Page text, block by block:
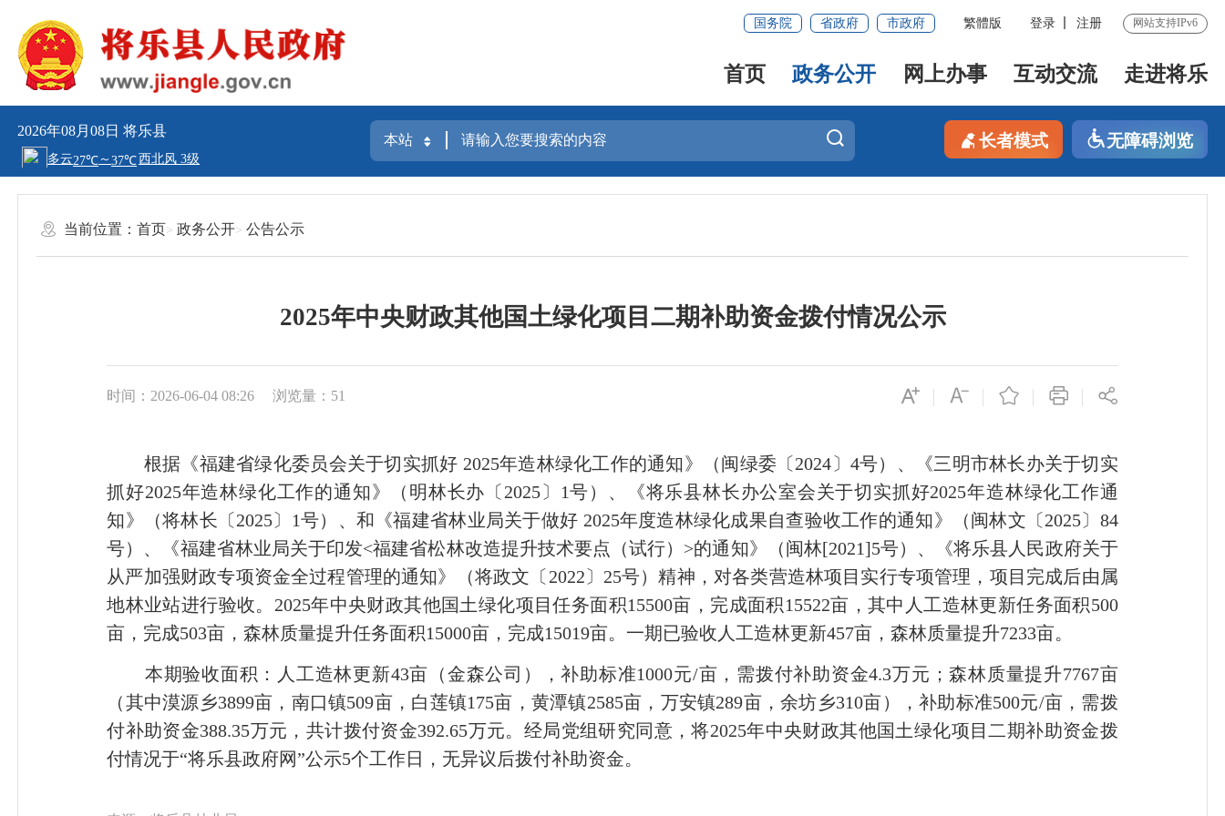
国务院 省政府 市政府 繁體版 登录 注册 网站支持IPv6
首页 政务公开 网上办事 互动交流 走进将乐
2026年08月08日将乐县
长者模式 无障碍浏览
当前位置：首页 政务公开 公告公示
2025年中央财政其他国土绿化项目二期补助资金拨付情况公示
时间：2026-06-04 08:26 浏览量：51
根据《福建省绿化委员会关于切实抓好 2025年造林绿化工作的通知》（闽绿委〔2024〕4号）、《三明市林长办关于切实
抓好2025年造林绿化工作的通知》（明林长办〔2025〕1号）、《将乐县林长办公室会关于切实抓好2025年造林绿化工作通
知》（将林长 〔2025〕1号）、和《福建省林业局关于做好 2025年度造林绿化成果自查验收工作的通知》（闽林文〔2025〕84
号）、《福建省林业局关于印发<福建省松林改造提升技术要点（试行）>的通知》（闽林[2021]5号）、《将乐县人民政府关于
从严加强财政专项资金全过程管理的通知》（将政文〔2022〕25号）精神，对各类营造林项目实行专项管理，项目完成后由属
地林业站进行验收。2025年中央财政其他国土绿化项目任务面积15500亩，完成面积15522亩，其中人工造林更新任务面积500
亩，完成503亩，森林质量提升任务面积15000亩，完成15019亩。一期已验收人工造林更新457亩，森林质量提升7233亩。
本期验收面积：人工造林更新43亩（金森公司），补助标准1000元/亩，需拨付补助资金4.3万元；森林质量提升7767亩
（其中漠源乡3899亩，南口镇509亩，白莲镇175亩，黄潭镇2585亩，万安镇289亩，余坊乡310亩），补助标准500元/亩，需拨
付补助资金388.35万元，共计拨付资金392.65万元。经局党组研究同意，将2025年中央财政其他国土绿化项目二期补助资金拨
付情况于“将乐县政府网”公示5个工作日，无异议后拨付补助资金。